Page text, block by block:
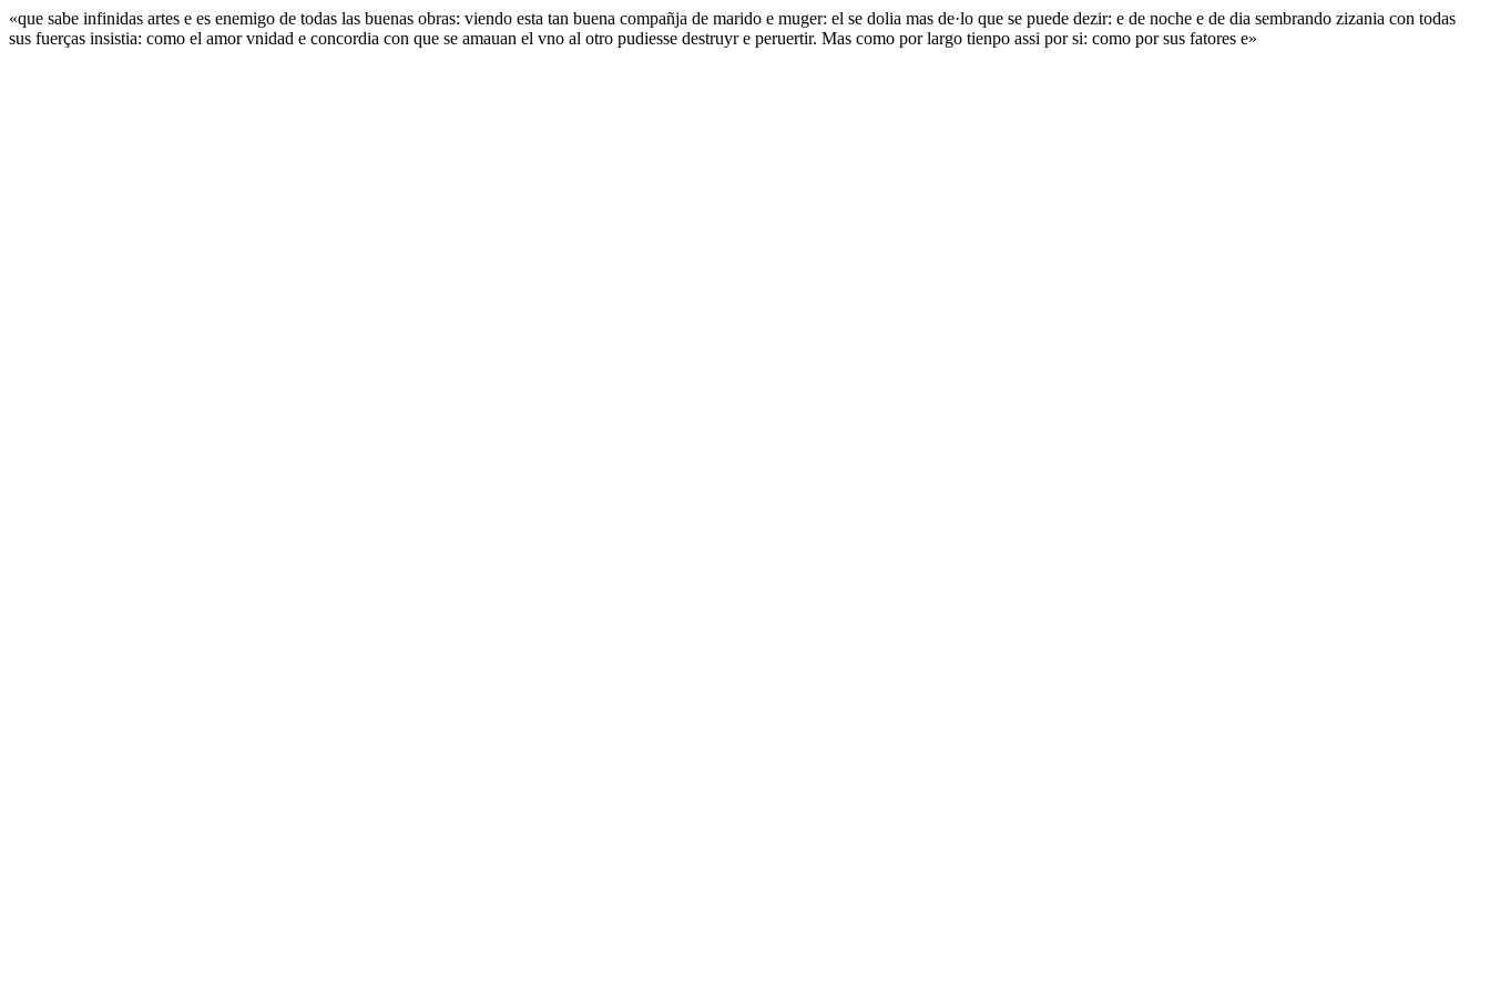
«que sabe infinidas artes e es enemigo de todas las buenas obras: viendo esta tan buena compañja de marido e muger: el se dolia mas de·lo que se puede dezir: e de noche e de dia sembrando zizania con todas
sus fuerças insistia: como el amor vnidad e concordia con que se amauan el vno al otro pudiesse destruyr e peruertir. Mas como por largo tienpo assi por si: como por sus fatores e»